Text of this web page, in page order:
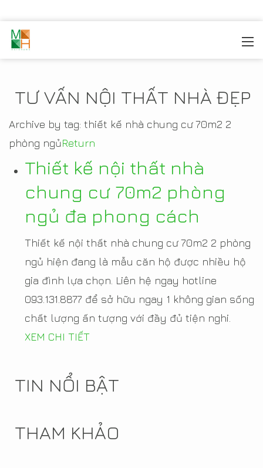
TƯ VẤN NỘI THẤT NHÀ ĐẸP
Archive by tag: thiết kế nhà chung cư 70m2 2
phòng ngủReturn
Thiết kế nội thất nhà
chung cư 70m2 phòng
ngủ đa phong cách
Thiết kế nội thất nhà chung cư 70m2 2 phòng
ngủ hiện đang là mẫu căn hộ được nhiều hộ
gia đình lựa chọn. Liên hệ ngay hotline
093.131.8877 để sở hữu ngay 1 không gian sống
chất lượng ấn tượng với đầy đủ tiện nghi.
XEM CHI TIẾT
TIN NỔI BẬT
THAM KHẢO